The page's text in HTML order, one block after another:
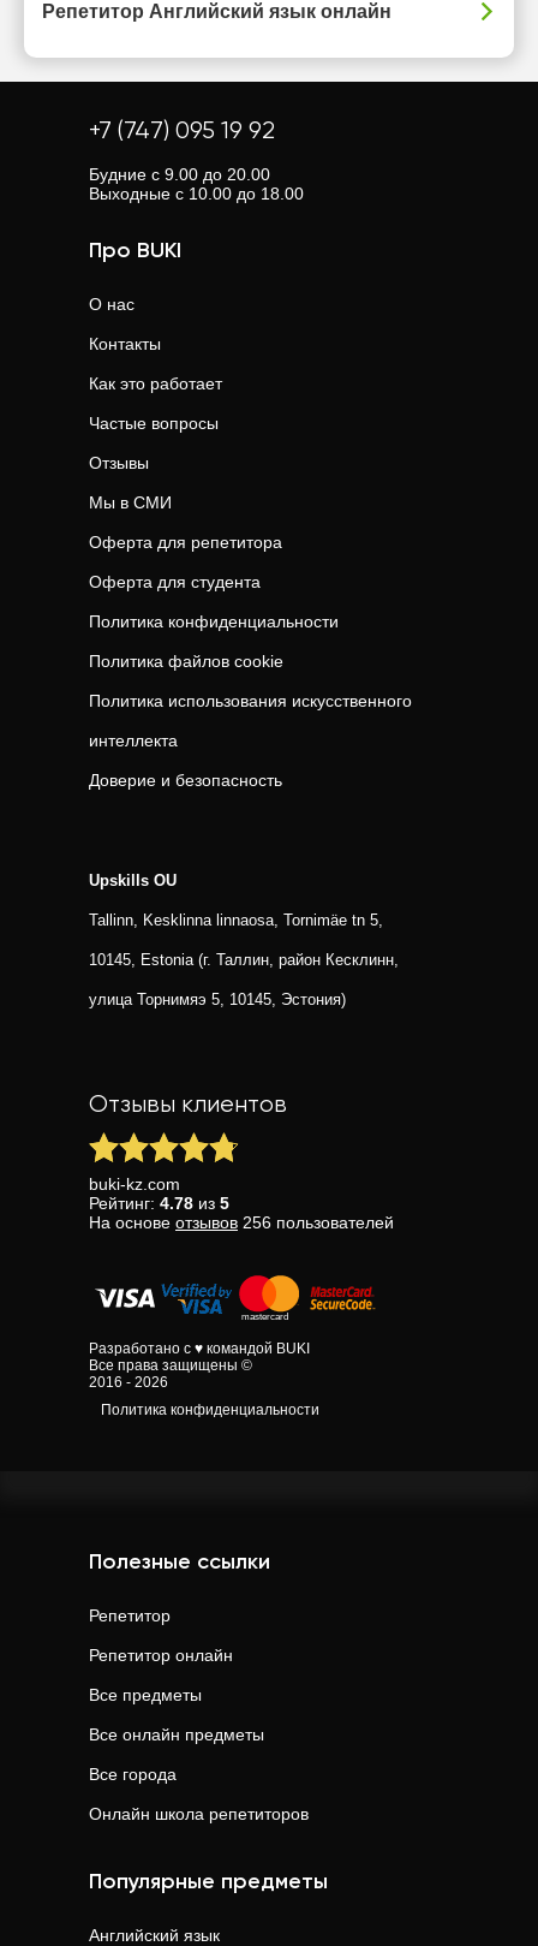
Репетитор Английский язык онлайн
+7 (747) 095 19 92
Будние с 9.00 до 20.00
Выходные с 10.00 до 18.00
Про BUKI
О нас
Контакты
Как это работает
Частые вопросы
Отзывы
Мы в СМИ
Оферта для репетитора
Оферта для студента
Политика конфиденциальности
Политика файлов cookie
Политика использования искусственного
интеллекта
Доверие и безопасность
Upskills OU
Tallinn, Kesklinna linnaosa, Tornimäe tn 5,
10145, Estonia (г. Таллин, район Кесклинн,
улица Торнимяэ 5, 10145, Эстония)
Отзывы клиентов
buki-kz.com
Рейтинг: 4.78 из 5
На основе отзывов 256 пользователей
Разработано с ♥ командой BUKI
Все права защищены ©
2016 - 2026
Политика конфиденциальности
Полезные ссылки
Репетитор
Репетитор онлайн
Все предметы
Все онлайн предметы
Все города
Онлайн школа репетиторов
Популярные предметы
Английский язык